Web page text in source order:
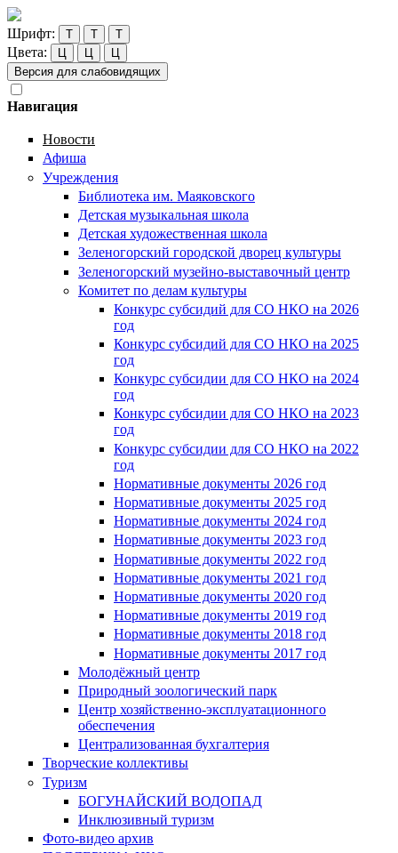
Шрифт: Т Т Т
Цвета: Ц Ц
Ц
Версия для слабовидящих
Навигация
Новости
Афиша
Учреждения
Библиотека им. Маяковского
Детская музыкальная школа
Детская художественная школа
Зеленогорский городской дворец культуры
Зеленогорский музейно-выставочный центр
Комитет по делам культуры
Конкурс субсидий для СО НКО на 2026
год
Конкурс субсидий для СО НКО на 2025
год
Конкурс субсидии для СО НКО на 2024
год
Конкурс субсидии для СО НКО на 2023
год
Конкурс субсидии для СО НКО на 2022
год
Нормативные документы 2026 год
Нормативные документы 2025 год
Нормативные документы 2024 год
Нормативные документы 2023 год
Нормативные документы 2022 год
Нормативные документы 2021 год
Нормативные документы 2020 год
Нормативные документы 2019 год
Нормативные документы 2018 год
Нормативные документы 2017 год
Молодёжный центр
Природный зоологический парк
Центр хозяйственно-эксплуатационного
обеспечения
Централизованная бухгалтерия
Творческие коллективы
Туризм
БОГУНАЙСКИЙ ВОДОПАД
Инклюзивный туризм
Фото-видео архив